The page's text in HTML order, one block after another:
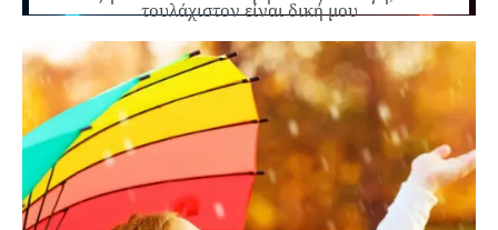
τουλάχιστον είναι δική μου